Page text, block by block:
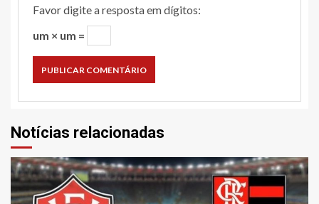
Favor digite a resposta em dígitos:
um × um =
Notícias relacionadas